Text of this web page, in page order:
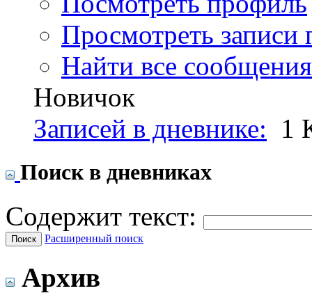
Просмотреть записи
Найти все
Новичок
Записей в дневнике: 1
Поиск в дневниках
Содержит текст:
Расширенный поиск
Архив